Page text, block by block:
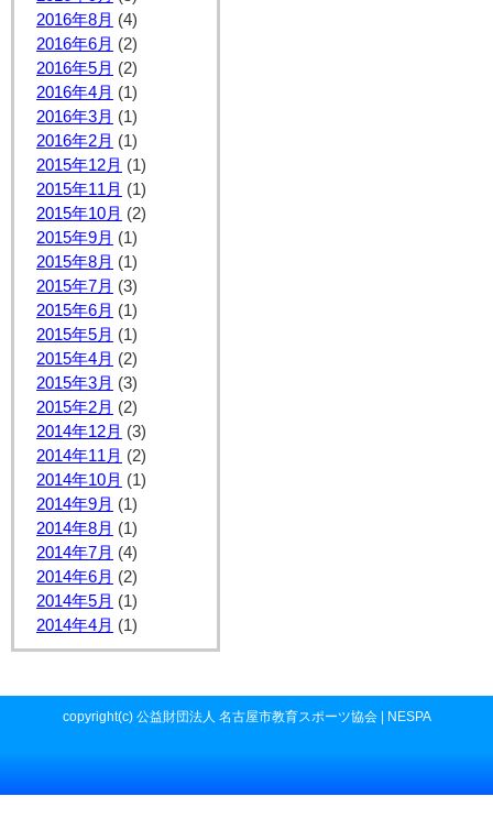
2016年8月 (4)
2016年6月 (2)
2016年5月 (2)
2016年4月 (1)
2016年3月 (1)
2016年2月 (1)
2015年12月 (1)
2015年11月 (1)
2015年10月 (2)
2015年9月 (1)
2015年8月 (1)
2015年7月 (3)
2015年6月 (1)
2015年5月 (1)
2015年4月 (2)
2015年3月 (3)
2015年2月 (2)
2014年12月 (3)
2014年11月 (2)
2014年10月 (1)
2014年9月 (1)
2014年8月 (1)
2014年7月 (4)
2014年6月 (2)
2014年5月 (1)
2014年4月 (1)
copyright(c) 公益財団法人 名古屋市教育スポーツ協会 | NESPA